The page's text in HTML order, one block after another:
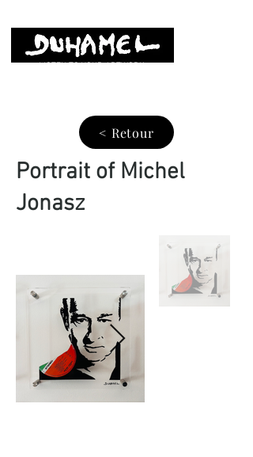
LISTEN TO YOUR ARTWORK
< Retour
Portrait of Michel
Jonasz